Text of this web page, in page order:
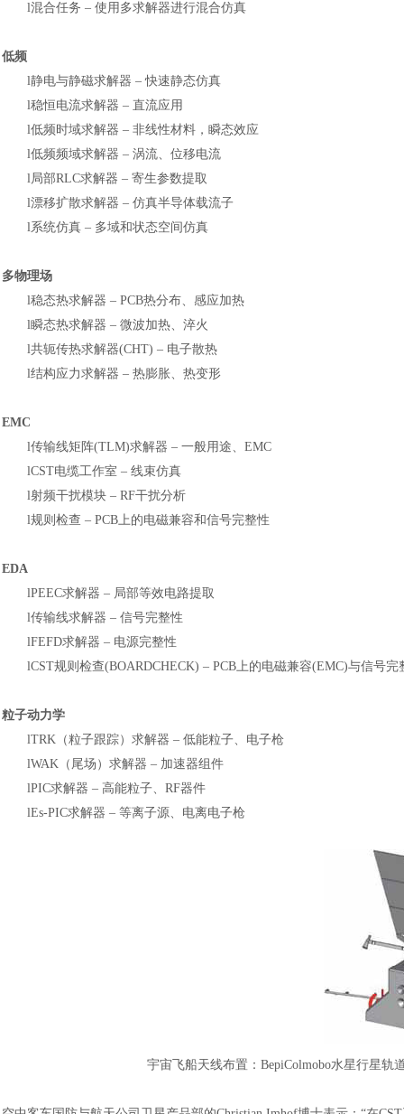
l混合任务 ‒ 使用多求解器进行混合仿真
低频
l静电与静磁求解器 ‒ 快速静态仿真
l稳恒电流求解器 ‒ 直流应用
l低频时域求解器 ‒ 非线性材料，瞬态效应
l低频频域求解器 ‒ 涡流、位移电流
l局部RLC求解器 ‒ 寄生参数提取
l漂移扩散求解器 ‒ 仿真半导体载流子
l系统仿真 ‒ 多域和状态空间仿真
多物理场
l稳态热求解器 ‒ PCB热分布、感应加热
l瞬态热求解器 ‒ 微波加热、淬火
l共轭传热求解器(CHT) ‒ 电子散热
l结构应力求解器 ‒ 热膨胀、热变形
EMC
l传输线矩阵(TLM)求解器 ‒ 一般用途、EMC
lCST电缆工作室 ‒ 线束仿真
l射频干扰模块 ‒ RF干扰分析
l规则检查 ‒ PCB上的电磁兼容和信号完整性
EDA
lPEEC求解器 ‒ 局部等效电路提取
l传输线求解器 ‒ 信号完整性
lFEFD求解器 ‒ 电源完整性
lCST规则检查(BOARDCHECK) ‒ PCB上的电磁兼容(EMC)与信号完
粒子动力学
lTRK（粒子跟踪）求解器 ‒ 低能粒子、电子枪
lWAK（尾场）求解器 ‒ 加速器组件
lPIC求解器 ‒ 高能粒子、RF器件
lEs-PIC求解器 ‒ 等离子源、电离电子枪
宇宙飞船天线布置： BepiColmobo水星行星轨